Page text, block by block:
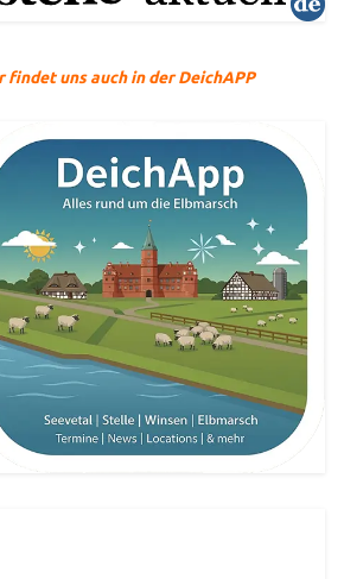
findet uns auch in der DeichAPP